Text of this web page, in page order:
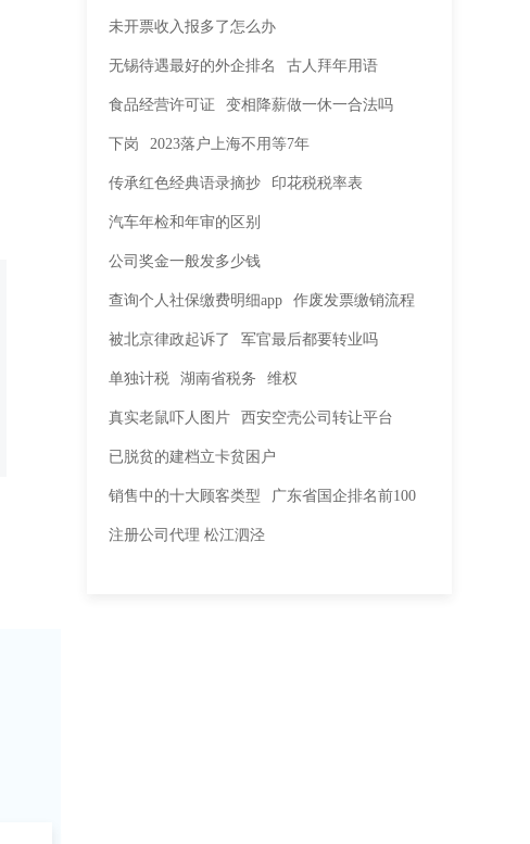
未开票收入报多了怎么办
无锡待遇最好的外企排名 古人拜年用语
食品经营许可证 变相降薪做一休一合法吗
下岗 2023落户上海不用等7年
传承红色经典语录摘抄 印花税税率表
汽车年检和年审的区别
公司奖金一般发多少钱
查询个人社保缴费明细app 作废发票缴销流程
被北京律政起诉了 军官最后都要转业吗
单独计税 湖南省税务 维权
真实老鼠吓人图片 西安空壳公司转让平台
已脱贫的建档立卡贫困户
销售中的十大顾客类型 广东省国企排名前100
注册公司代理 松江泗泾